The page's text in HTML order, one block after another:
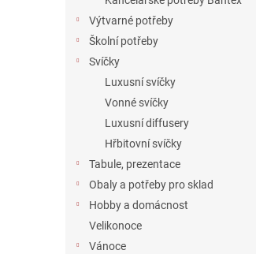
Výtvarné potřeby
Školní potřeby
Svíčky
Luxusní svíčky
Vonné svíčky
Luxusní diffusery
Hřbitovní svíčky
Tabule, prezentace
Obaly a potřeby pro sklad
Hobby a domácnost
Velikonoce
Vánoce